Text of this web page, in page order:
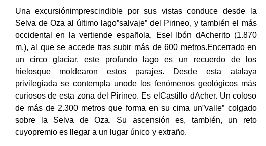
Una excursiónimprescindible por sus vistas conduce desde la
Selva de Oza al último lago”salvaje” del Pirineo, y también el más
occidental en la vertiende española. Esel Ibón dAcherito (1.870
m.), al que se accede tras subir más de 600 metros.Encerrado en
un circo glaciar, este profundo lago es un recuerdo de los
hielosque moldearon estos parajes. Desde esta atalaya
privilegiada se contempla unode los fenómenos geológicos más
curiosos de esta zona del Pirineo. Es elCastillo dAcher. Un coloso
de más de 2.300 metros que forma en su cima un”valle” colgado
sobre la Selva de Oza. Su ascensión es, también, un reto
cuyopremio es llegar a un lugar único y extraño.